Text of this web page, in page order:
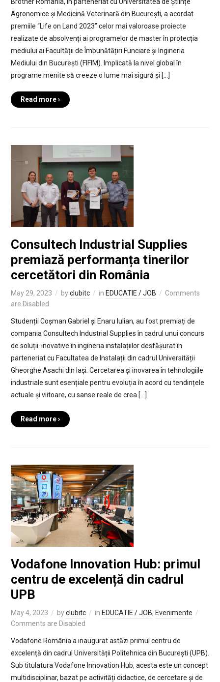
Brother România, în parteneriat cu Universitatea de Științe
Agronomice și Medicină Veterinară din București, a acordat
premiile “Life on Land 2023” celor mai valoroase proiecte
realizate de absolvenți ai programelor de master în protecția
mediului ai Facultății de Îmbunătățiri Funciare și Ingineria
Mediului din București (FIFIM). Implicată la nivel global în
programe menite să creeze o lume mai sigură și […]
Read more ›
Consultech Industrial Supplies
premiază performanța tinerilor
cercetători din România
May 29, 2023 byclubitc in EDUCATIE / JOB
Comments
are Disabled
Studenții Coșman Gabriel și Enaru Iulian, au fost premiați de
compania Consultech Industrial Supplies în cadrul unui concurs
de soluții inovative în ingineria instalațiilor desfășurat în
parteneriat cu Facultatea de Instalații din cadrul Universității
Gheorghe Asachi din Iași. Cercetarea și inovarea în tehnologiile
industriale sunt esențiale pentru evoluția în acord cu tendințele
actuale și viitoare, cu sanse reale de crea […]
Read more ›
Vodafone Innovation Hub: primul
centru de excelență din cadrul
UPB
May 4, 2023 byclubitc in EDUCATIE / JOB, Evenimente
Comments are Disabled
Vodafone România a inaugurat astăzi primul centru de
excelență din cadrul Universității Politehnica din București (UPB).
Sub titulatura Vodafone Innovation Hub, acesta este un concept
multidisciplinar, bazat pe activități didactice, de cercetare și de